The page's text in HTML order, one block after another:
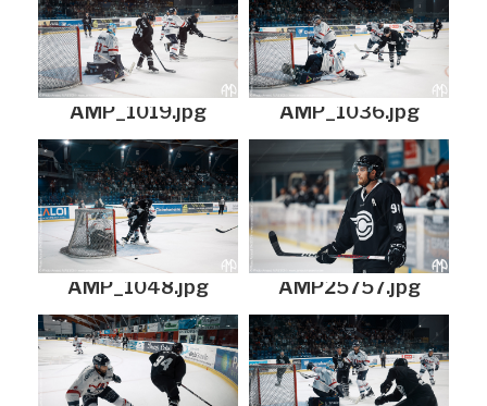
AMP_1019.jpg AMP_1036.jpg
AMP_1048.jpg AMP25757.jpg